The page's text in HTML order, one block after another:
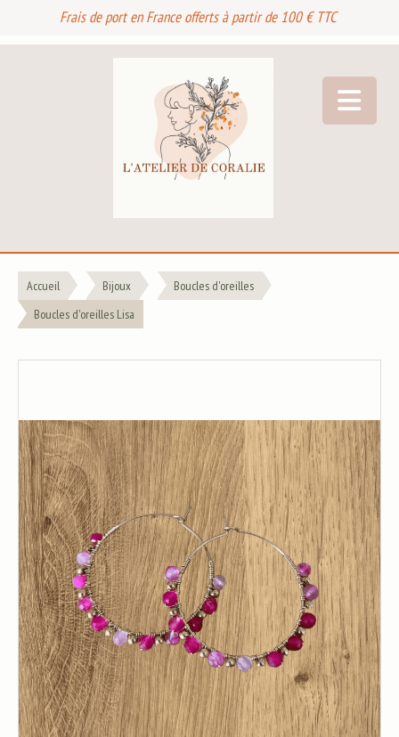
Frais de port en France offerts à partir de 100 € TTC
Accueil Bijoux
Boucles d'oreilles
Boucles d'oreilles Lisa